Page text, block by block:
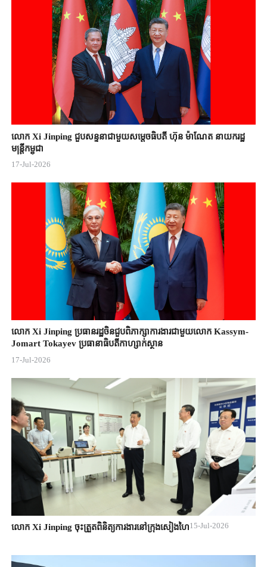
លោក Xi Jinping ជួបសន្ទនាជាមួយសម្តេចធិបតី ហ៊ុន ម៉ាណែត នាយករដ្ឋ
មន្ត្រីកម្ពុជា
17-Jul-2026
លោក Xi Jinping ប្រធានរដ្ឋចិន​ជួបពិភាក្សា​ការងារជាមួយ​លោក Kassym-
Jomart ​Tokayev ​ប្រធានាធិបតី​កាហ្សាក់ស្ថាន​
17-Jul-2026
លោក Xi Jinping ចុះត្រួតពិនិត្យការងារនៅក្រុងសៀងហៃ15-Jul-2026